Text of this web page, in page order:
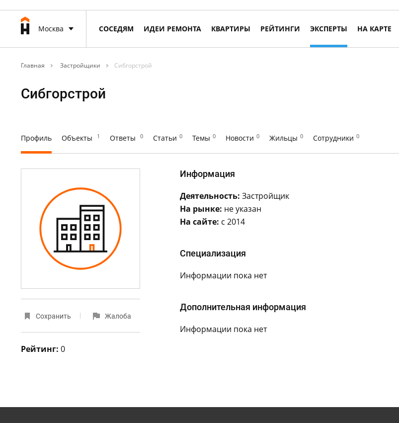
Москва СОСЕДЯМ ИДЕИ РЕМОНТА КВАРТИРЫ РЕЙТИНГИ ЭКСПЕРТЫ НА КАРТЕ
Главная Застройщики Сибгорстрой
Сибгорстрой
Профиль Объекты 1 Ответы 0 Статьи 0 Темы 0 Новости 0 Жильцы 0 Сотрудники 0
Сохранить Жалоба
Рейтинг: 0
Информация
Деятельность: Застройщик
На рынке: не указан
На сайте: с 2014
Специализация
Информации пока нет
Дополнительная информация
Информации пока нет